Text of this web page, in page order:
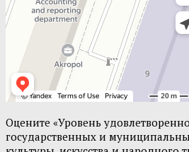
Оцените «Уровень
государственных и